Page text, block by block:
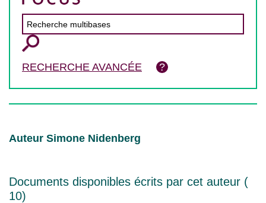
RECHERCHE AVANCÉE
Auteur Simone Nidenberg
Documents disponibles écrits par cet auteur (
10)